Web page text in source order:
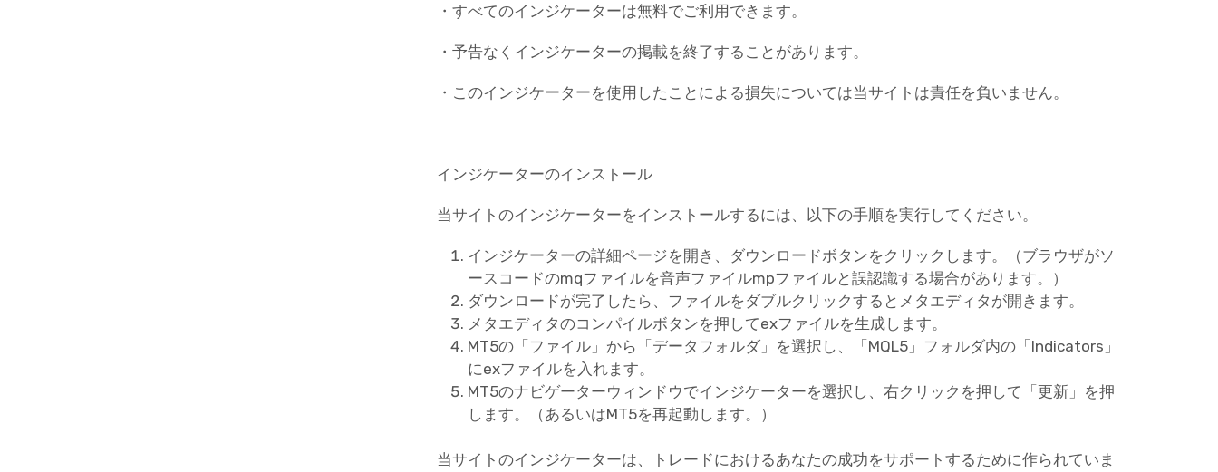
・すべてのインジケーターは無料でご利用できます。
・予告なくインジケーターの掲載を終了することがあります。
・このインジケーターを使用したことによる損失については当サイトは責任を負いません。
インジケーターのインストール
当サイトのインジケーターをインストールするには、以下の手順を実行してください。
インジケーターの詳細ページを開き、ダウンロードボタンをクリックします。（ブラウザがソ
ースコードのmqファイルを音声ファイルmpファイルと誤認識する場合があります。）
ダウンロードが完了したら、ファイルをダブルクリックするとメタエディタが開きます。
メタエディタのコンパイルボタンを押してexファイルを生成します。
MT5の「ファイル」から「データフォルダ」を選択し、「MQL5」フォルダ内の「Indicators」
にexファイルを入れます。
MT5のナビゲーターウィンドウでインジケーターを選択し、右クリックを押して「更新」を押
します。（あるいはMT5を再起動します。）
当サイトのインジケーターは、トレードにおけるあなたの成功をサポートするために作られていま